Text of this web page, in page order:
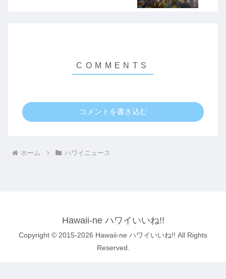
コメントを書き込む
ホーム ハワイニュース
Hawaii-ne ハワイいいね!!
Copyright © 2015-2026 Hawaii-ne ハワイいいね!! All Rights
Reserved.